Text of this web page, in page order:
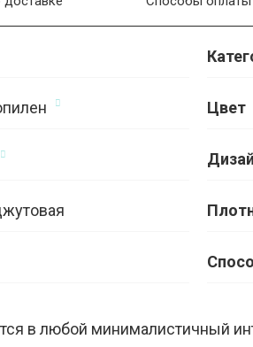
Цвет
в любой минималистичный